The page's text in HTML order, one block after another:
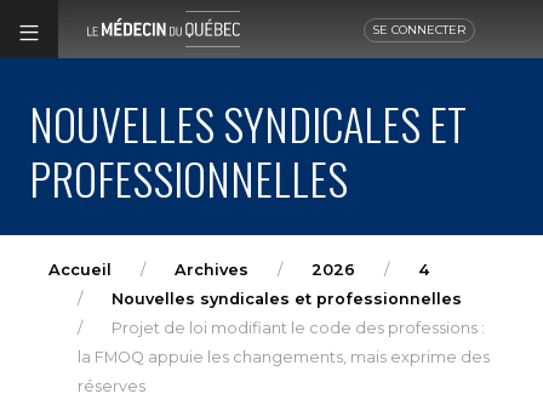
SE CONNECTER
NOUVELLES SYNDICALES ET
PROFESSIONNELLES
Accueil Archives 2026
4
Nouvelles syndicales et professionnelles
Projet de loi modifiant le code des professions :
la FMOQ appuie les changements, mais exprime des
réserves